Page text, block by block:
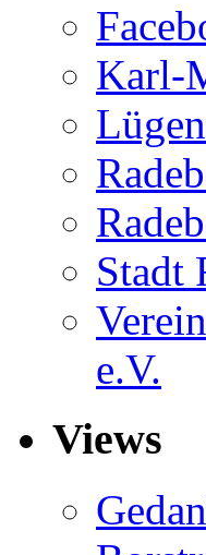
Karl-
Stadt
e.V.
Views